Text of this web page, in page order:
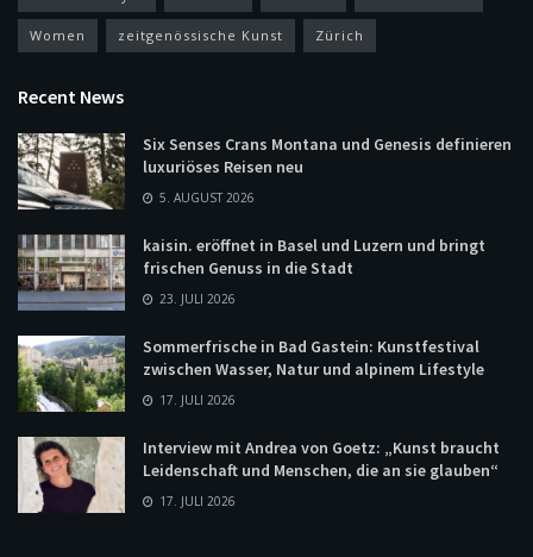
Women zeitgenössische Kunst Zürich
Recent News
Six Senses Crans Montana und Genesis definieren
luxuriöses Reisen neu
5. AUGUST 2026
kaisin. eröffnet in Basel und Luzern und bringt
frischen Genuss in die Stadt
23. JULI 2026
Sommerfrische in Bad Gastein: Kunstfestival
zwischen Wasser, Natur und alpinem Lifestyle
17. JULI 2026
Interview mit Andrea von Goetz: „Kunst braucht
Leidenschaft und Menschen, die an sie glauben“
17. JULI 2026